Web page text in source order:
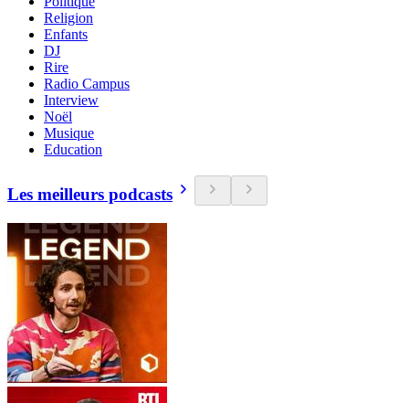
Religion
Enfants
DJ
Rire
Radio Campus
Interview
Noël
Musique
Education
Les meilleurs podcasts